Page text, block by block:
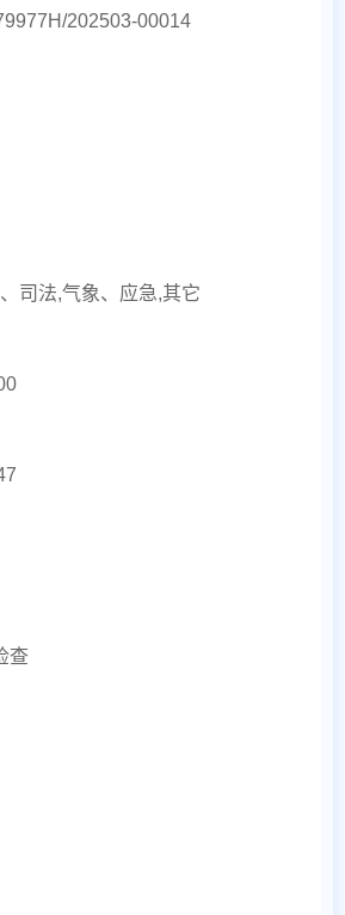
202503-00014
司法,气象、应急,其它
查